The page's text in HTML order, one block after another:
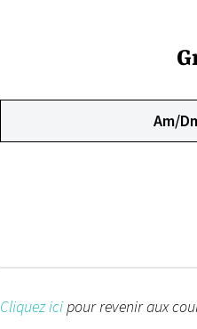
Am/
Cliquez icipour revenir aux